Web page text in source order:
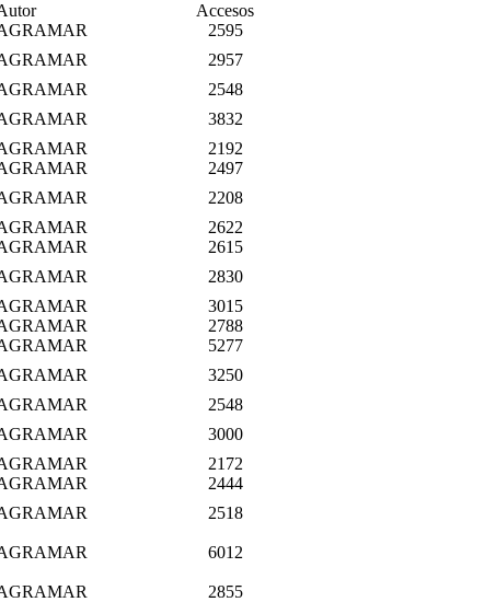
Accesos
2595
2957
2548
3832
2192
2497
2208
2622
2615
2830
3015
2788
5277
3250
2548
3000
2172
2444
2518
6012
2855